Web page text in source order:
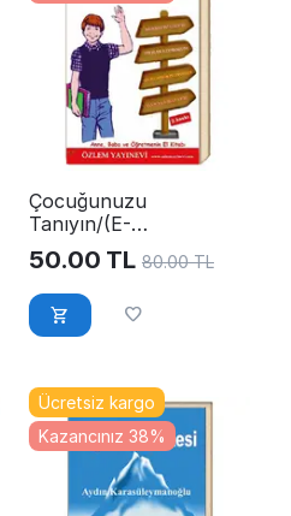
Çocuğunuzu
Tanıyın/(E-
Kitap)YahyaTürkeli
50.00 TL 80.00 TL
Ücretsiz kargo
Kazancınız 38%